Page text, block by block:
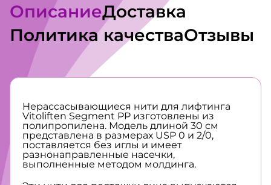
ОписаниеДоставка
Политика качестваОтзывы
Нерассасывающиеся нити для лифтинга
Vitoliften Segment PP изготовлены из
полипропилена. Модель длиной 30 см
представлена в размерах USP 0 и 2/0,
поставляется без иглы и имеет
разнонаправленные насечки,
выполненные методом молдинга.